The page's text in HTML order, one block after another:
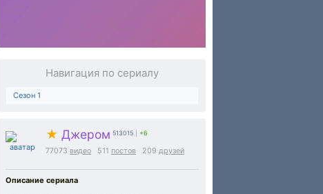
Навигация по сериалу
Сезон 1
★ Джером 513015 +6
77073 видео 511 постов 209 друзей
Описание сериала